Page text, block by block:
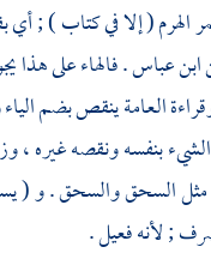
( إلا في كتاب ) ;
ابن عباس. فالهاء على هذا
العامة ينقص بضم
بنفسه ونقصه غيره ،
السحق والسحق . و (
; لأنه فعيل .